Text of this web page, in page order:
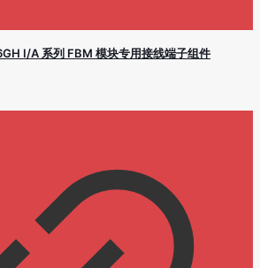
I/A 系列 FBM 模块专用接线端子组件